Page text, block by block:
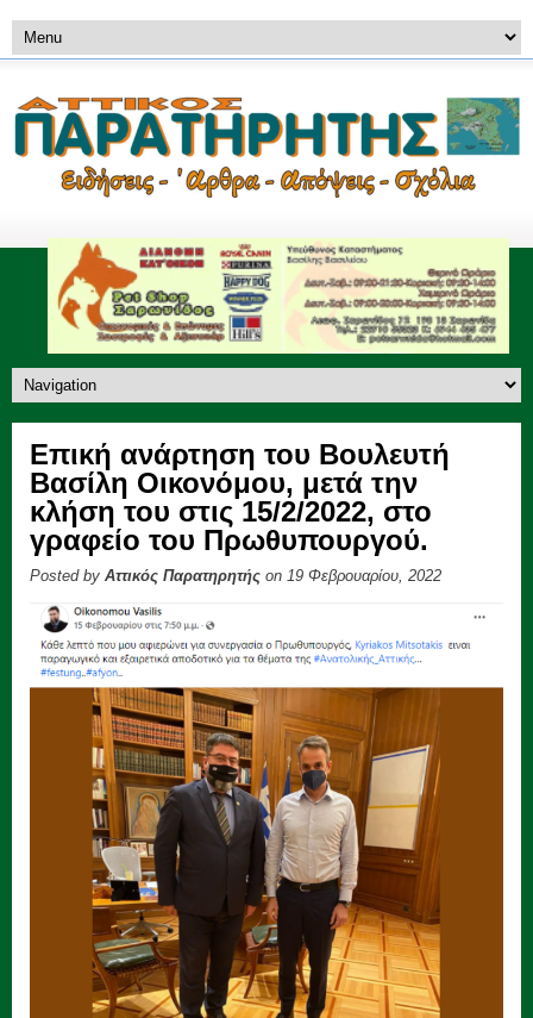
Επική ανάρτηση του Βουλευτή
Βασίλη Οικονόμου, μετά την
κλήση του στις 15/2/2022, στο
γραφείο του Πρωθυπουργού.
Posted by Αττικός Παρατηρητής on 19 Φεβρουαρίου, 2022